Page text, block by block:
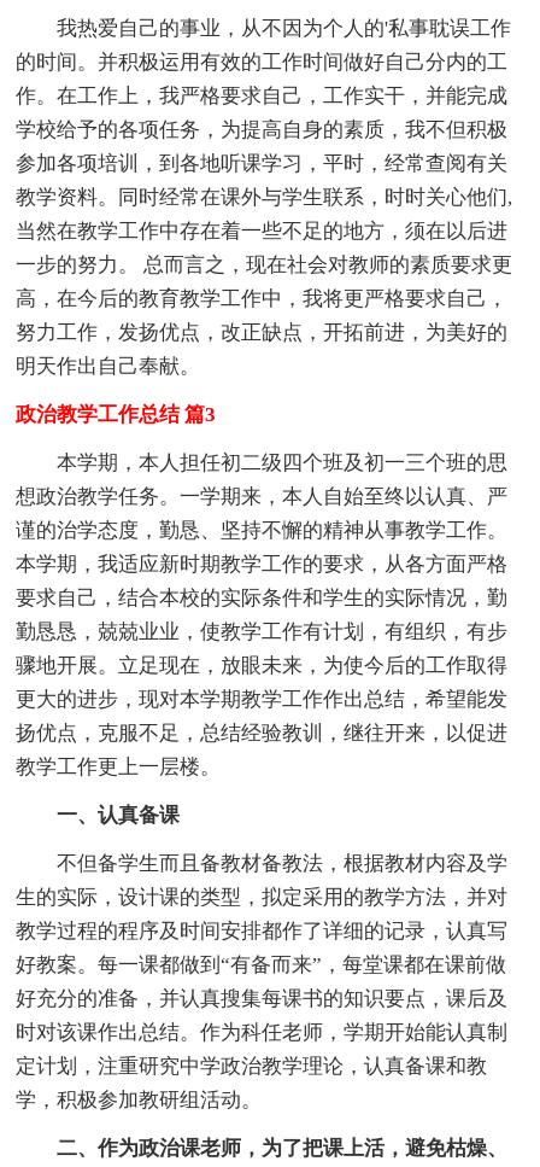
我热爱自己的事业，从不因为个人的'私事耽误工作
的时间。并积极运用有效的工作时间做好自己分内的工
作。在工作上，我严格要求自己，工作实干，并能完成
学校给予的各项任务，为提高自身的素质，我不但积极
参加各项培训，到各地听课学习，平时，经常查阅有关
教学资料。同时经常在课外与学生联系，时时关心他们,
当然在教学工作中存在着一些不足的地方，须在以后进
一步的努力。 总而言之，现在社会对教师的素质要求更
高，在今后的教育教学工作中，我将更严格要求自己，
努力工作，发扬优点，改正缺点，开拓前进，为美好的
明天作出自己奉献。
政治教学工作总结 篇3
本学期，本人担任初二级四个班及初一三个班的思
想政治教学任务。一学期来，本人自始至终以认真、严
谨的治学态度，勤恳、坚持不懈的精神从事教学工作。
本学期，我适应新时期教学工作的要求，从各方面严格
要求自己，结合本校的实际条件和学生的实际情况，勤
勤恳恳，兢兢业业，使教学工作有计划，有组织，有步
骤地开展。立足现在，放眼未来，为使今后的工作取得
更大的进步，现对本学期教学工作作出总结，希望能发
扬优点，克服不足，总结经验教训，继往开来，以促进
教学工作更上一层楼。
一、认真备课
不但备学生而且备教材备教法，根据教材内容及学
生的实际，设计课的类型，拟定采用的教学方法，并对
教学过程的程序及时间安排都作了详细的记录，认真写
好教案。每一课都做到“有备而来”，每堂课都在课前做
好充分的准备，并认真搜集每课书的知识要点，课后及
时对该课作出总结。作为科任老师，学期开始能认真制
定计划，注重研究中学政治教学理论，认真备课和教
学，积极参加教研组活动。
二、作为政治课老师，为了把课上活，避免枯燥、